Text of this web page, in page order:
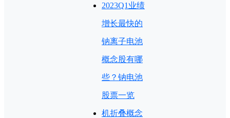
2023Q1业绩
增长最快的
钠离子电池
概念股有哪
些？钠电池
股票一览
机折叠概念